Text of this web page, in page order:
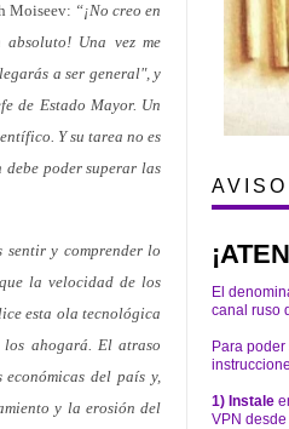
Moiseev: “¡No creo en
Una vez me
a ser general", y
de Estado Mayor. Un
Y su tarea no es
poder superar las
sentir y comprender lo
la velocidad de los
esta ola tecnológica
los ahogará. El atraso
del país y,
y la erosión del
El
canal ruso
Para
1) Instale
VPN desde